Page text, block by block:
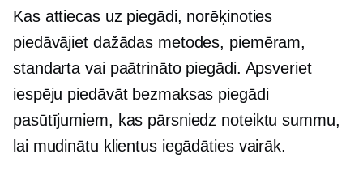
Kas attiecas uz piegādi, norēķinoties
piedāvājiet dažādas metodes, piemēram,
standarta vai paātrināto piegādi. Apsveriet
iespēju piedāvāt bezmaksas piegādi
pasūtījumiem, kas pārsniedz noteiktu summu,
lai mudinātu klientus iegādāties vairāk.